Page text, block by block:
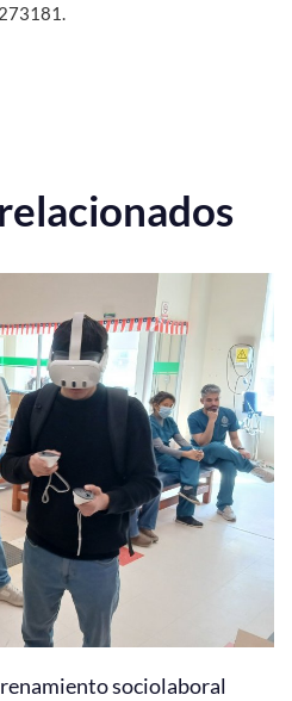
sociolaboral